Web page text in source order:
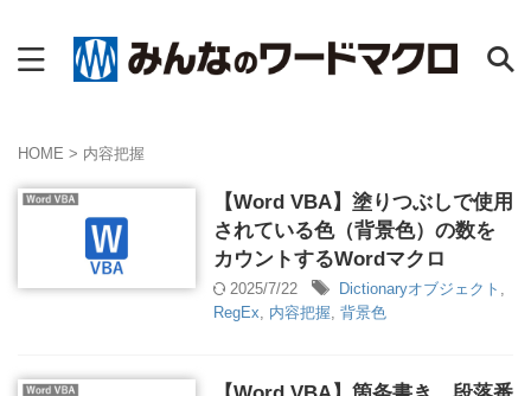
HOME > 内容把握
【Word VBA】塗りつぶしで使用
されている色（背景色）の数を
カウントするWordマクロ
2025/7/22 Dictionaryオブジェクト ,
RegEx, 内容把握, 背景色